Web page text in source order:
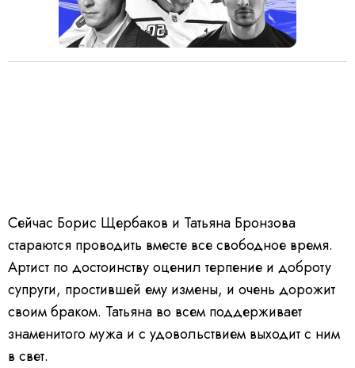
Сейчас Борис Щербаков и Татьяна Бронзова
стараются проводить вместе все свободное время.
Артист по достоинству оценил терпение и доброту
супруги, простившей ему измены, и очень дорожит
своим браком. Татьяна во всем поддерживает
знаменитого мужа и с удовольствием выходит с ним
в свет.